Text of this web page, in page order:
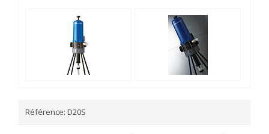
Référence: D20S